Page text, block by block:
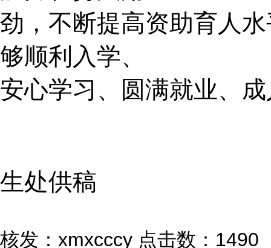
劲，不断提高资助育人
够顺利入学、
安心学习、圆满就业、
生处供稿
核发：xmxcccy 点击数：1490